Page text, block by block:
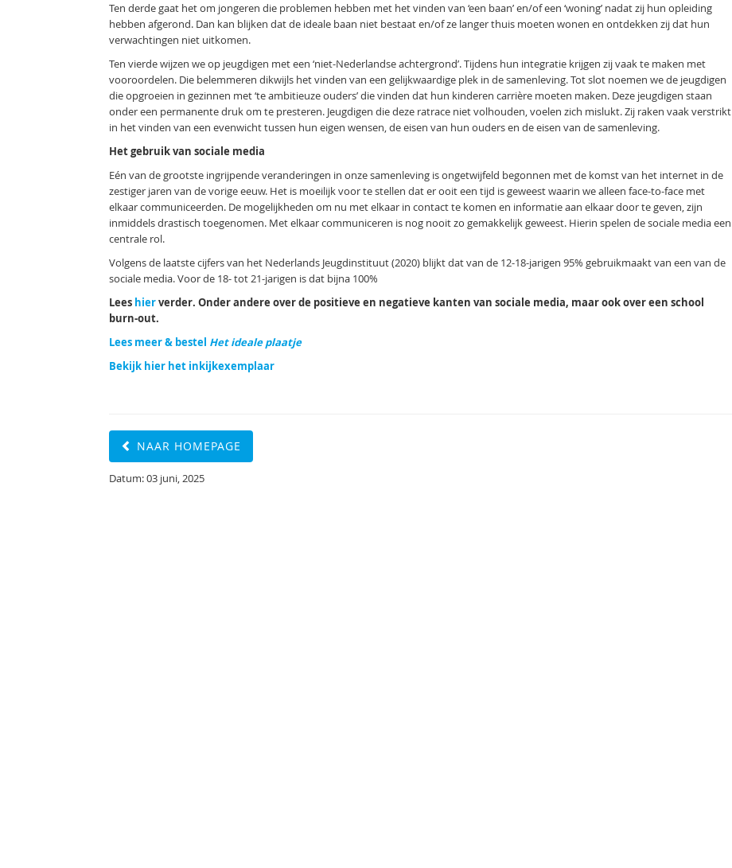
Ten derde gaat het om jongeren die problemen hebben met het vinden van ‘een baan’ en/of een ‘woning’ nadat zij hun opleiding
hebben afgerond. Dan kan blijken dat de ideale baan niet bestaat en/of ze langer thuis moeten wonen en ontdekken zij dat hun
verwachtingen niet uitkomen.
Ten vierde wijzen we op jeugdigen met een ‘niet-Nederlandse achtergrond’. Tijdens hun integratie krijgen zij vaak te maken met
vooroordelen. Die belemmeren dikwijls het vinden van een gelijkwaardige plek in de samenleving. Tot slot noemen we de jeugdigen
die opgroeien in gezinnen met ‘te ambitieuze ouders’ die vinden dat hun kinderen carrière moeten maken. Deze jeugdigen staan
onder een permanente druk om te presteren. Jeugdigen die deze ratrace niet volhouden, voelen zich mislukt. Zij raken vaak verstrikt
in het vinden van een evenwicht tussen hun eigen wensen, de eisen van hun ouders en de eisen van de samenleving.
Het gebruik van sociale media
Eén van de grootste ingrijpende veranderingen in onze samenleving is ongetwijfeld begonnen met de komst van het internet in de
zestiger jaren van de vorige eeuw. Het is moeilijk voor te stellen dat er ooit een tijd is geweest waarin we alleen face-to-face met
elkaar communiceerden. De mogelijkheden om nu met elkaar in contact te komen en informatie aan elkaar door te geven, zijn
inmiddels drastisch toegenomen. Met elkaar communiceren is nog nooit zo gemakkelijk geweest. Hierin spelen de sociale media een
centrale rol.
Volgens de laatste cijfers van het Nederlands Jeugdinstituut (2020) blijkt dat van de 12-18-jarigen 95% gebruikmaakt van een van de
sociale media. Voor de 18- tot 21-jarigen is dat bijna 100%
Lees hierverder. Onder andere over de positieve en negatieve kanten van sociale media, maar ook over een school
burn-out.
Lees meer & bestel Het ideale plaatje
Bekijk hier het inkijkexemplaar
NAAR HOMEPAGE
Datum: 03 juni, 2025